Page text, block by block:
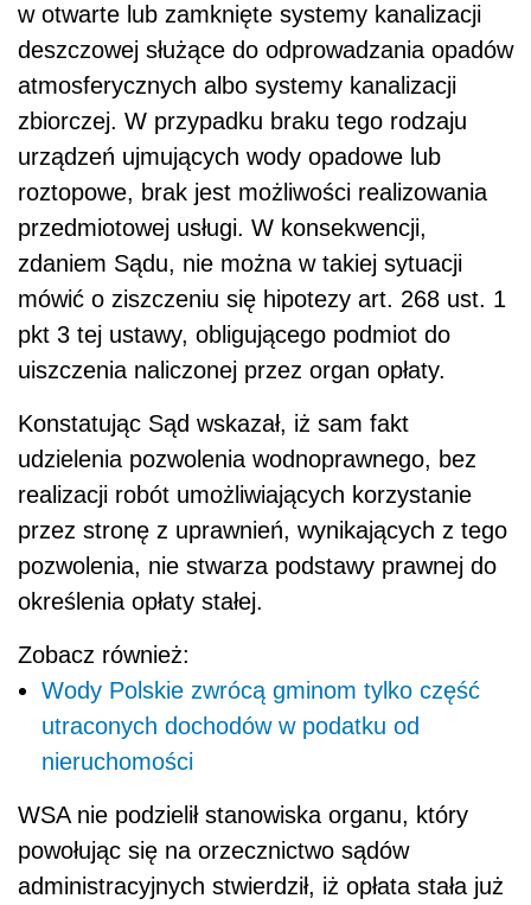
w otwarte lub zamknięte systemy kanalizacji
deszczowej służące do odprowadzania opadów
atmosferycznych albo systemy kanalizacji
zbiorczej. W przypadku braku tego rodzaju
urządzeń ujmujących wody opadowe lub
roztopowe, brak jest możliwości realizowania
przedmiotowej usługi. W konsekwencji,
zdaniem Sądu, nie można w takiej sytuacji
mówić o ziszczeniu się hipotezy art. 268 ust. 1
pkt 3 tej ustawy, obligującego podmiot do
uiszczenia naliczonej przez organ opłaty.
Konstatując Sąd wskazał, iż sam fakt
udzielenia pozwolenia wodnoprawnego, bez
realizacji robót umożliwiających korzystanie
przez stronę z uprawnień, wynikających z tego
pozwolenia, nie stwarza podstawy prawnej do
określenia opłaty stałej.
Zobacz również:
Wody Polskie zwrócą gminom tylko część
utraconych dochodów w podatku od
nieruchomości
WSA nie podzielił stanowiska organu, który
powołując się na orzecznictwo sądów
administracyjnych stwierdził, iż opłata stała już